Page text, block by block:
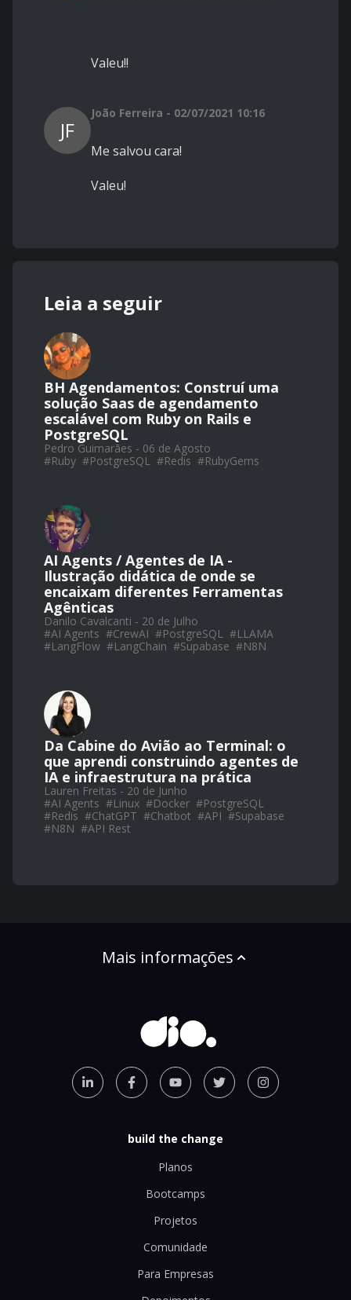
Valeu!!
JF
João Ferreira - 02/07/2021 10:16
Me salvou cara!
Valeu!
Leia a seguir
BH Agendamentos: Construí uma
solução Saas de agendamento
escalável com Ruby on Rails e
PostgreSQL
Pedro Guimarães - 06 de Agosto
#Ruby #PostgreSQL #Redis #RubyGems
AI Agents / Agentes de IA -
Ilustração didática de onde se
encaixam diferentes Ferramentas
Agênticas
Danilo Cavalcanti - 20 de Julho
#AI Agents #CrewAI #PostgreSQL #LLAMA
#LangFlow #LangChain #Supabase #N8N
Da Cabine do Avião ao Terminal: o
que aprendi construindo agentes de
IA e infraestrutura na prática
Lauren Freitas - 20 de Junho
#AI Agents #Linux #Docker #PostgreSQL
#Redis #ChatGPT #Chatbot #API #Supabase
#N8N #API Rest
Mais informações
build the change
Planos
Bootcamps
Projetos
Comunidade
Para Empresas